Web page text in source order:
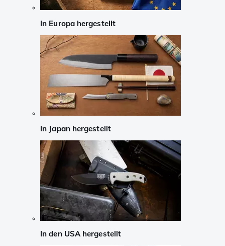
In Europa hergestellt
In Japan hergestellt
In den USA hergestellt